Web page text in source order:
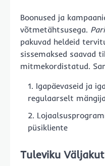
Boonused ja
võtmetähtsusega.
pakuvad heldeid
sissemaksed saavad
mitmekordistatud.
Igapäevaseid ja
regulaarselt
püsikliente
Tuleviku